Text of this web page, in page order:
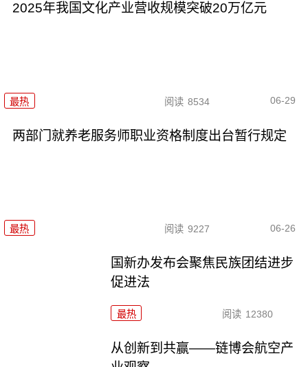
2025年我国文化产业营收规模突破20万亿元
最热 阅读 8534 06-29
两部门就养老服务师职业资格制度出台暂行规定
最热 阅读 9227 06-26
国新办发布会聚焦民族团结进步
促进法
最热 阅读 12380
从创新到共赢——链博会航空产